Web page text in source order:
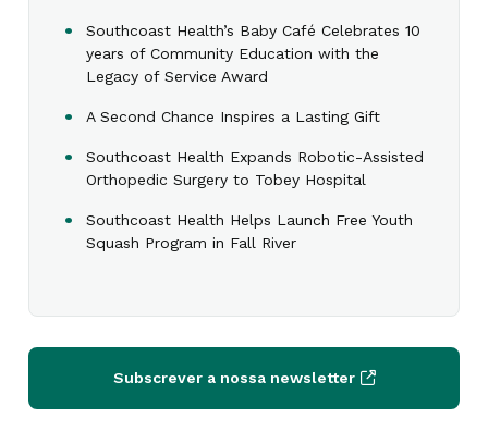
Southcoast Health’s Baby Café Celebrates 10
years of Community Education with the
Legacy of Service Award
A Second Chance Inspires a Lasting Gift
Southcoast Health Expands Robotic-Assisted
Orthopedic Surgery to Tobey Hospital
Southcoast Health Helps Launch Free Youth
Squash Program in Fall River
Subscrever a nossa newsletter